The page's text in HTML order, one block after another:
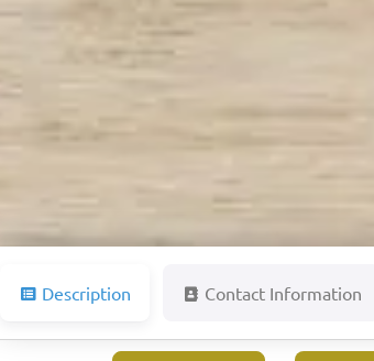
Description Contact Information